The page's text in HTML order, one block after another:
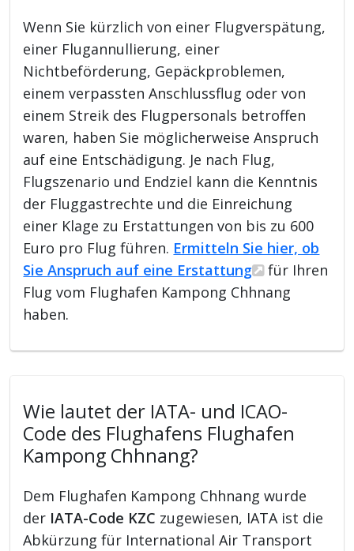
Wenn Sie kürzlich von einer Flugverspätung,
einer Flugannullierung, einer
Nichtbeförderung, Gepäckproblemen,
einem verpassten Anschlussflug oder von
einem Streik des Flugpersonals betroffen
waren, haben Sie möglicherweise Anspruch
auf eine Entschädigung. Je nach Flug,
Flugszenario und Endziel kann die Kenntnis
der Fluggastrechte und die Einreichung
einer Klage zu Erstattungen von bis zu 600
Euro pro Flug führen. Ermitteln Sie hier, ob
Sie Anspruch auf eine Erstattung
für Ihren
Flug vom Flughafen Kampong Chhnang
haben.
Wie lautet der IATA- und ICAO-
Code des Flughafens Flughafen
Kampong Chhnang?
Dem Flughafen Kampong Chhnang wurde
der IATA-Code KZC zugewiesen, IATA ist die
Abkürzung für International Air Transport